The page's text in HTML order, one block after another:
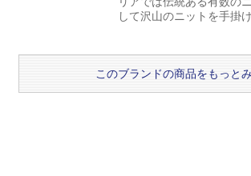
して沢山のニットを手掛
このブランドの商品をもっと